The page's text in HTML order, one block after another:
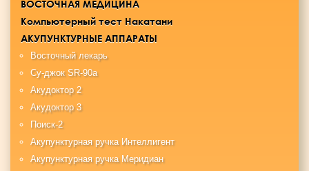
ВОСТОЧНАЯ МЕДИЦИНА
Компьютерный тест Накатани
АКУПУНКТУРНЫЕ АППАРАТЫ
Восточный лекарь
Су-джок SR-90a
Акудоктор 2
Акудоктор 3
Поиск-2
Акупунктурная ручка Интеллигент
Акупунктурная ручка Меридиан